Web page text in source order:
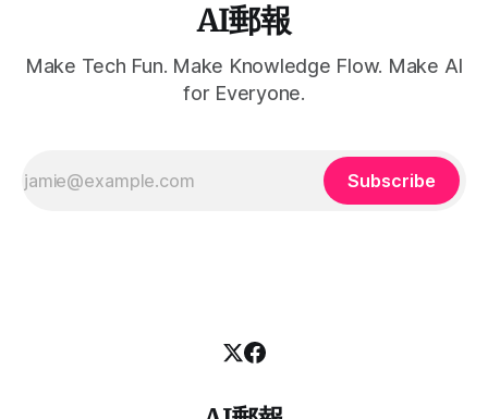
AI郵報
Make Tech Fun. Make Knowledge Flow. Make AI
for Everyone.
Subscribe